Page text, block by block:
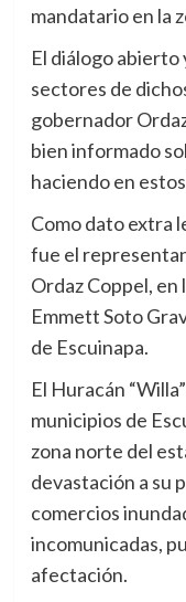
mandatario en la
El diálogo
sectores de
gobernador
bien informado
haciendo en
Como dato extra
fue el
Ordaz Coppel,
Emmett Soto
de Escuinapa.
El Huracán
municipios de
zona norte del
devastación a su
comercios
incomunicadas,
afectación.